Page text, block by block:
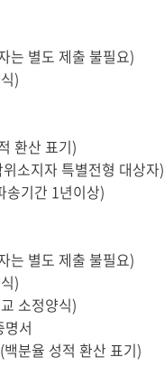
는 별도 제출 불필요)
)
환산 표기)
소지자 특별전형 대상자)
송기간 1년이상)
는 별도 제출 불필요)
)
소정양식)
명서
(백분율 성적 환산 표기)